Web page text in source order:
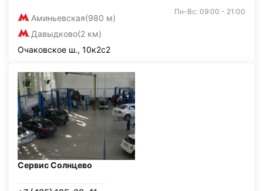
Аминьевская(980 м)
Давыдково(2 км)
Пн-Вс: 09:00 - 21:00
Очаковское ш., 10к2с2
Сервис Солнцево